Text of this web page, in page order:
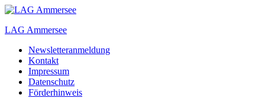
Zum
springen
LAG Ammersee
Newsletteranmeldung
Kontakt
Impressum
Datenschutz
Förderhinweis